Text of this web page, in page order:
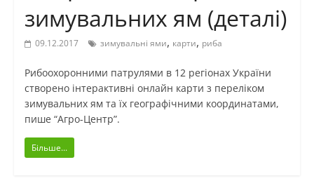
зимувальних ям (деталі)
09.12.2017 зимувальні ями, карти, риба
Рибоохоронними патрулями в 12 регіонах України
створено інтерактивні онлайн карти з переліком
зимувальних ям та їх географічними координатами,
пише “Агро-Центр”.
Більше...